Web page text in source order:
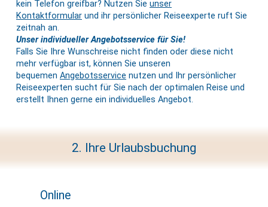
kein Telefon greifbar? Nutzen Sie unser
Kontaktformular und ihr persönlicher Reiseexperte ruft Sie
zeitnah an.
Unser individueller Angebotsservice für Sie!
Falls Sie Ihre Wunschreise nicht finden oder diese nicht
mehr verfügbar ist, können Sie unseren
bequemen Angebotsservice nutzen und Ihr persönlicher
Reiseexperten sucht für Sie nach der optimalen Reise und
erstellt Ihnen gerne ein individuelles Angebot.
2. Ihre Urlaubsbuchung
Online